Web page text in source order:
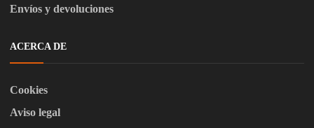
Envíos y devoluciones
ACERCA DE
Cookies
Aviso legal